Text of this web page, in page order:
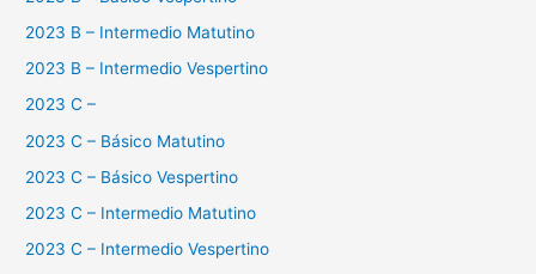
2023 B – Intermedio Matutino
2023 B – Intermedio Vespertino
2023 C –
2023 C – Básico Matutino
2023 C – Básico Vespertino
2023 C – Intermedio Matutino
2023 C – Intermedio Vespertino